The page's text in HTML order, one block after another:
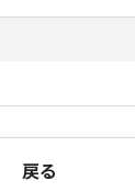
得ることなし
戻る